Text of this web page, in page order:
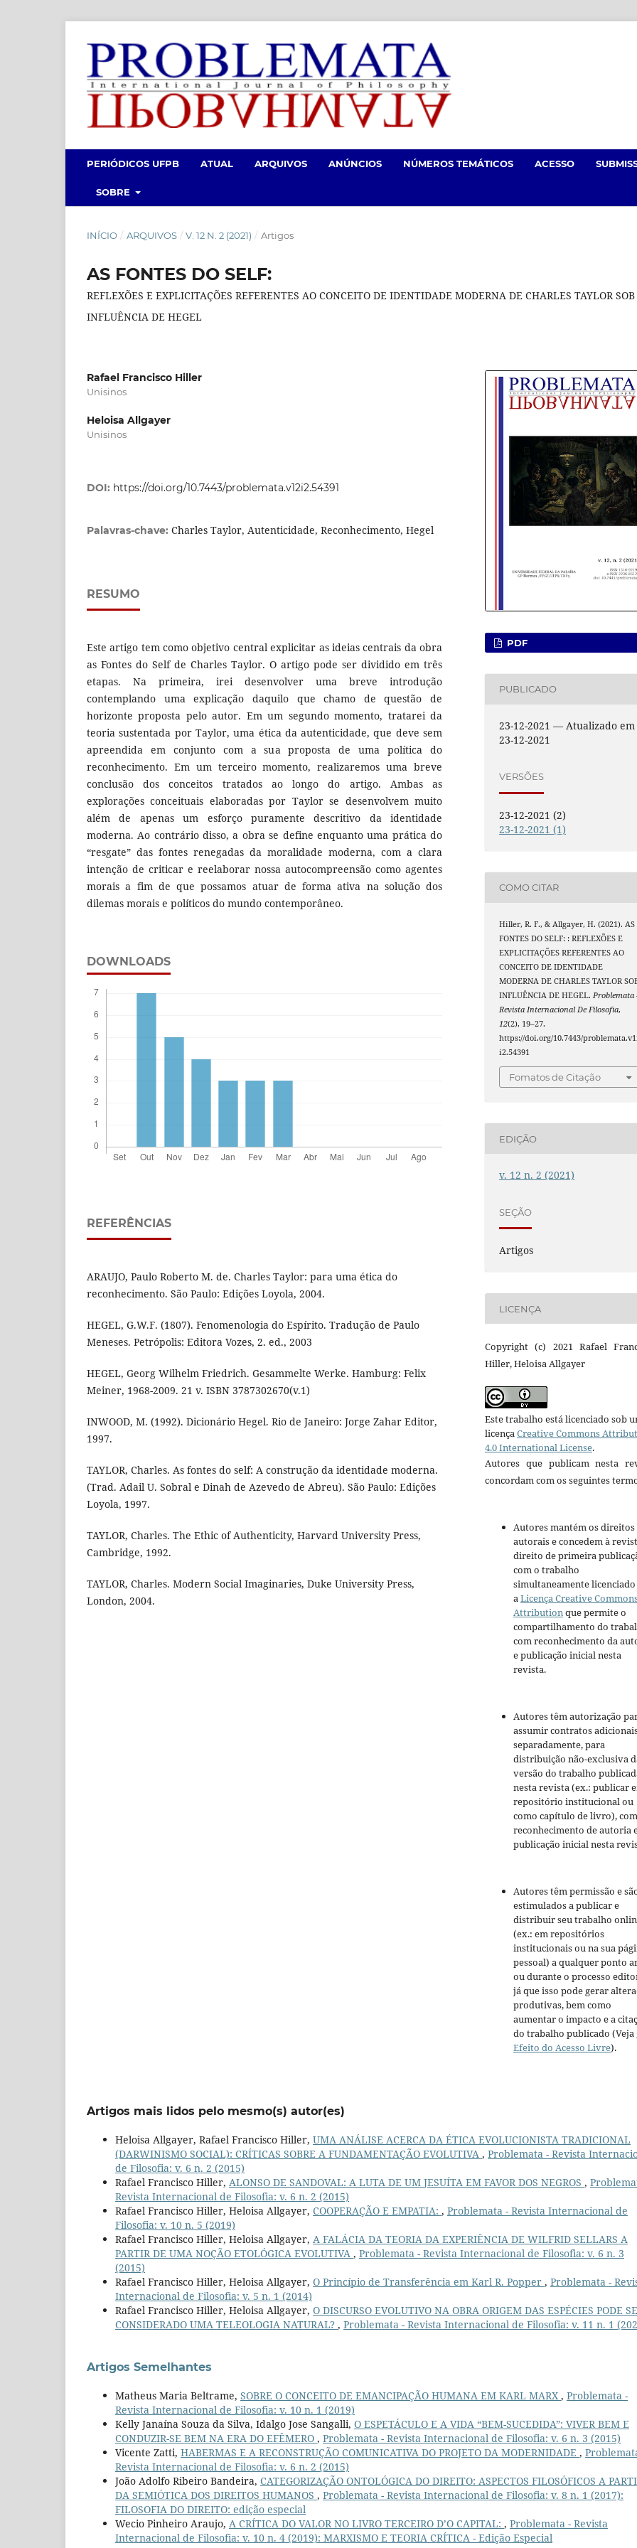
PERIÓDICOS UFPB ATUAL ARQUIVOS ANÚNCIOS NÚMEROS TEMÁTICOS ACESSO
SOBRE
INÍCIO / ARQUIVOS / V. 12 N. 2 (2021) / Artigos
AS FONTES DO SELF:
REFLEXÕES E EXPLICITAÇÕES REFERENTES AO CONCEITO DE IDENTIDADE MODERNA DE CHARLES TAYLOR SOB
INFLUÊNCIA DE HEGEL
Rafael Francisco Hiller
Unisinos
Heloisa Allgayer
Unisinos
DOI: https://doi.org/10.7443/problemata.v12i2.54391
Palavras-chave: Charles Taylor, Autenticidade, Reconhecimento, Hegel
RESUMO
Este artigo tem como objetivo central explicitar as ideias centrais da obra
as Fontes do Self de Charles Taylor. O artigo pode ser dividido em três
etapas. Na primeira, irei desenvolver uma breve introdução
contemplando uma explicação daquilo que chamo de questão de
horizonte proposta pelo autor. Em um segundo momento, tratarei da
teoria sustentada por Taylor, uma ética da autenticidade, que deve sem
apreendida em conjunto com a sua proposta de uma política do
reconhecimento. Em um terceiro momento, realizaremos uma breve
conclusão dos conceitos tratados ao longo do artigo. Ambas as
explorações conceituais elaboradas por Taylor se desenvolvem muito
além de apenas um esforço puramente descritivo da identidade
moderna. Ao contrário disso, a obra se define enquanto uma prática do
“resgate” das fontes renegadas da moralidade moderna, com a clara
intenção de criticar e reelaborar nossa autocompreensão como agentes
morais a fim de que possamos atuar de forma ativa na solução dos
dilemas morais e políticos do mundo contemporâneo.
DOWNLOADS
REFERÊNCIAS
ARAUJO, Paulo Roberto M. de. Charles Taylor: para uma ética do
reconhecimento. São Paulo: Edições Loyola, 2004.
HEGEL, G.W.F. (1807). Fenomenologia do Espírito. Tradução de Paulo
Meneses. Petrópolis: Editora Vozes, 2. ed., 2003
HEGEL, Georg Wilhelm Friedrich. Gesammelte Werke. Hamburg: Felix
Meiner, 1968-2009. 21 v. ISBN 3787302670(v.1)
INWOOD, M. (1992). Dicionário Hegel. Rio de Janeiro: Jorge Zahar Editor,
1997.
TAYLOR, Charles. As fontes do self: A construção da identidade moderna.
(Trad. Adail U. Sobral e Dinah de Azevedo de Abreu). São Paulo: Edições
Loyola, 1997.
TAYLOR, Charles. The Ethic of Authenticity, Harvard University Press,
Cambridge, 1992.
TAYLOR, Charles. Modern Social Imaginaries, Duke University Press,
London, 2004.
PDF
PUBLICADO
23-12-2021 — Atualizado em
23-12-2021
VERSÕES
23-12-2021 (2)
23-12-2021 (1)
COMO CITAR
Hiller, R. F., & Allgayer, H. (2021). AS
FONTES DO SELF: : REFLEXÕES E
EXPLICITAÇÕES REFERENTES AO
CONCEITO DE IDENTIDADE
MODERNA DE CHARLES TAYLOR
INFLUÊNCIA DE HEGEL. Problemata
Revista Internacional De Filosofia,
12(2), 19–27.
https://doi.org/10.7443/
i2.54391
Fomatos de Citação
EDIÇÃO
v. 12 n. 2 (2021)
SEÇÃO
Artigos
LICENÇA
Copyright (c) 2021 Rafael
Hiller, Heloisa Allgayer
Este trabalho está licenciado sob
licençaCreative Commons
4.0 International License.
Autores que publicam nesta
concordam com os seguintes
Autores mantém os direitos
autorais e concedem à
direito de primeira
com o trabalho
simultaneamente
aLicença Creative
Attributionque permite o
compartilhamento do
com reconhecimento da
e publicação inicial nesta
revista.
Autores têm autorização
assumir contratos
separadamente, para
distribuição não-exclusiva
versão do trabalho
nesta revista (ex.: publicar
repositório institucional ou
como capítulo de livro), com
reconhecimento de autoria
publicação inicial nesta
Autores têm permissão e
estimulados a publicar e
distribuir seu trabalho
(ex.: em repositórios
institucionais ou na sua
pessoal) a qualquer ponto
ou durante o processo
já que isso pode gerar
produtivas, bem como
aumentar o impacto e a
do trabalho publicado (Veja
Efeito do Acesso Livre).
Artigos mais lidos pelo mesmo(s) autor(es)
Heloisa Allgayer, Rafael Francisco Hiller, UMA ANÁLISE ACERCA DA ÉTICA EVOLUCIONISTA TRADICIONAL
(DARWINISMO SOCIAL): CRÍTICAS SOBRE A FUNDAMENTAÇÃO EVOLUTIVA , Problemata - Revista
de Filosofia: v. 6 n. 2 (2015)
Rafael Francisco Hiller, ALONSO DE SANDOVAL: A LUTA DE UM JESUÍTA EM FAVOR DOS NEGROS ,
Revista Internacional de Filosofia: v. 6 n. 2 (2015)
Rafael Francisco Hiller, Heloisa Allgayer, COOPERAÇÃO E EMPATIA: , Problemata - Revista Internacional de
Filosofia: v. 10 n. 5 (2019)
Rafael Francisco Hiller, Heloisa Allgayer, A FALÁCIA DA TEORIA DA EXPERIÊNCIA DE WILFRID SELLARS A
PARTIR DE UMA NOÇÃO ETOLÓGICA EVOLUTIVA , Problemata - Revista Internacional de Filosofia: v. 6 n. 3
(2015)
Rafael Francisco Hiller, Heloisa Allgayer, O Princípio de Transferência em Karl R. Popper , Problemata -
Internacional de Filosofia: v. 5 n. 1 (2014)
Rafael Francisco Hiller, Heloisa Allgayer, O DISCURSO EVOLUTIVO NA OBRA ORIGEM DAS ESPÉCIES PODE
CONSIDERADO UMA TELEOLOGIA NATURAL? , Problemata - Revista Internacional de Filosofia: v. 11 n. 1
Artigos Semelhantes
Matheus Maria Beltrame, SOBRE O CONCEITO DE EMANCIPAÇÃO HUMANA EM KARL MARX , Problemata -
Revista Internacional de Filosofia: v. 10 n. 1 (2019)
Kelly Janaína Souza da Silva, Idalgo Jose Sangalli, O ESPETÁCULO E A VIDA “BEM-SUCEDIDA”: VIVER BEM E
CONDUZIR-SE BEM NA ERA DO EFÊMERO , Problemata - Revista Internacional de Filosofia: v. 6 n. 3 (2015)
Vicente Zatti, HABERMAS E A RECONSTRUÇÃO COMUNICATIVA DO PROJETO DA MODERNIDADE ,
Revista Internacional de Filosofia: v. 6 n. 2 (2015)
João Adolfo Ribeiro Bandeira, CATEGORIZAÇÃO ONTOLÓGICA DO DIREITO: ASPECTOS FILOSÓFICOS A
DA SEMIÓTICA DOS DIREITOS HUMANOS , Problemata - Revista Internacional de Filosofia: v. 8 n. 1 (2017):
FILOSOFIA DO DIREITO: edição especial
Wecio Pinheiro Araujo, A CRÍTICA DO VALOR NO LIVRO TERCEIRO D’O CAPITAL: , Problemata - Revista
Internacional de Filosofia: v. 10 n. 4 (2019): MARXISMO E TEORIA CRÍTICA - Edição Especial